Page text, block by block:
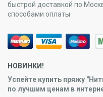
быстрой доставкой по
способами оплаты
НОВИНКИ!
Успейте купить пряжу
по лучшим ценам в